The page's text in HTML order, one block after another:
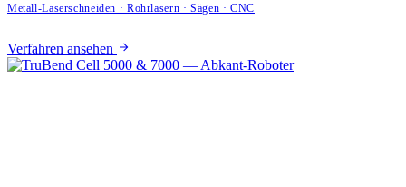
Metall-Laserschneiden · Rohrlasern · Sägen · CNC
Verfahren ansehen